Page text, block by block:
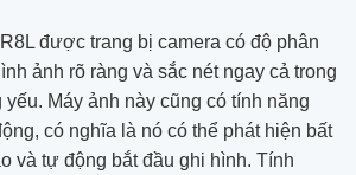
được trang bị camera có độ phân
ảnh rõ ràng và sắc nét ngay cả trong
Máy ảnh này cũng có tính năng
có nghĩa là nó có thể phát hiện bất
và tự động bắt đầu ghi hình. Tính